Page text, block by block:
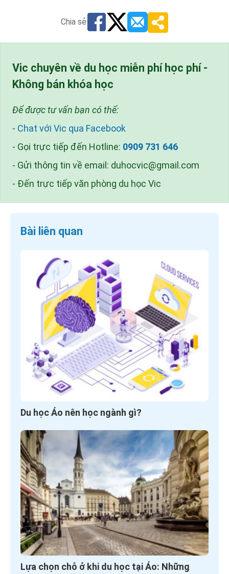
Chia sẻ
Vic chuyên về du học miễn phí học phí -
Không bán khóa học
Để được tư vấn bạn có thể:
- Chat với Vic qua Facebook
- Gọi trực tiếp đến Hotline: 0909 731 646
- Gửi thông tin về email: duhocvic@gmail.com
- Đến trực tiếp văn phòng du học Vic
Bài liên quan
Du học Áo nên học ngành gì?
Lựa chọn chỗ ở khi du học tại Áo: Những